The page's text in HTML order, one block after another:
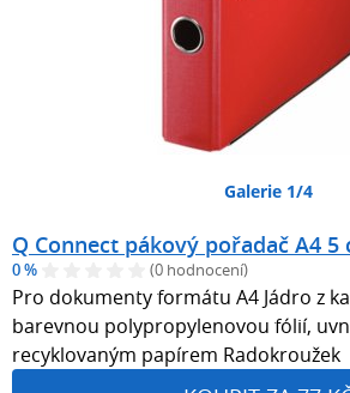
Galerie 1/4
Q Connect pákový pořadač A4 5
0 % (0 hodnocení)
Pro dokumenty formátu A4 Jádro z
barevnou polypropylenovou fólií,
recyklovaným papírem Radokroužek